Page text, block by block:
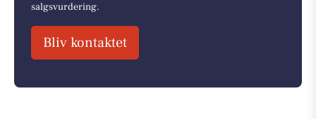
salgsvurdering.
Bliv kontaktet